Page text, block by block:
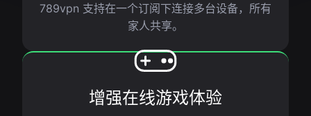
789vpn 支持在一个订阅下连接多台设备，所有
家人共享。
增强在线游戏体验